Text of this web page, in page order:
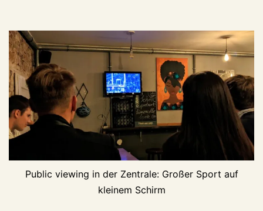
Public viewing in der Zentrale: Großer Sport auf
kleinem Schirm